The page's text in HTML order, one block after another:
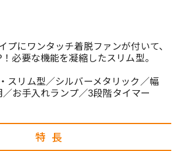
プにワンタッチ着脱ファンが付いて、
必要な機能を凝縮したスリム型。
スリム型／シルバーメタリック／幅
お手入れランプ／3段階タイマー
特長